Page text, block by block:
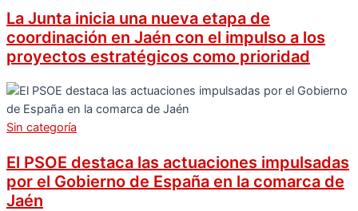
La Junta inicia una nueva etapa de
coordinación en Jaén con el impulso a los
proyectos estratégicos como prioridad
Sin categoría
El PSOE destaca las actuaciones impulsadas
por el Gobierno de España en la comarca de
Jaén